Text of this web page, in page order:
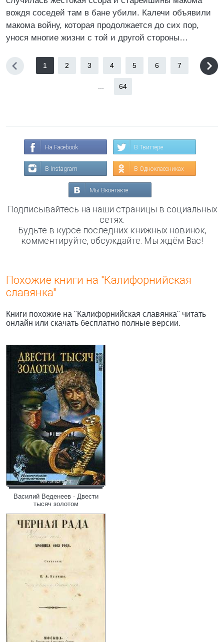
вождя соседей там в бане убили. Калечи объявили
макома войну, которая продолжается до сих пор,
унося многие жизни с той и другой стороны…
1 2 3 4 5 6 7
64
На Facebook В Твиттере
В Instagram В Одноклассниках
Мы Вконтакте
Подписывайтесь на наши страницы в социальных
сетях.
Будьте в курсе последних книжных новинок,
комментируйте, обсуждайте. Мы ждём Вас!
Похожие книги на "Калифорнийская
славянка"
Книги похожие на "Калифорнийская славянка" читать
онлайн или скачать бесплатно полные версии.
Василий Веденеев - Двести
тысяч золотом